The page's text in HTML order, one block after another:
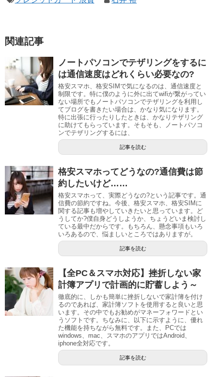
関連記事
ノートパソコンでテザリングをするに
は通信速度はどれくらい必要なの?
格安スマホ、格安SIMで気になるのは、通信速度と
制限です。特に僕のように外に出てwifiが繋がってい
ない場所でもノートパソコンでテザリングを利用し
てブログを書きたい場合は、かなり気になります。
特に出張に行ったりしたときは、かなりテザリング
に助けてもらっています。そもそも、ノートパソコ
ンでテザリングするには、
記事を読む
格安スマホってどうなの?通信費は節
約したいけど……
格安スマホって、実際どうなの?という記事です。通
信費の節約ですね。今後、格安スマホ、格安SIMに
関する記事も増やしていきたいと思っています。ど
うしてか?僕自身どうしようか、ちょうどいま検討し
ている最中だからです。もちろん、懸念事項もいろ
いろあるので、悩ましいところではありますが。
記事を読む
【全PC＆スマホ対応】挫折しない家
計簿アプリで計画的に貯蓄しよう～
徹底的に、しかも簡単に挫折しないで家計簿を付け
るのであれば、家計簿ソフトを使用すると良いと思
います。その中でもお勧めがマネーフォワードとい
うソフトです。ちなみに、以下に示すように、優れ
た機能を持ちながら無料です。また、PCでは
windows、mac、スマホのアプリではAndroid、
iphone全対応です。
記事を読む